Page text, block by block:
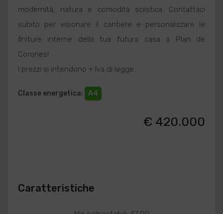
modernità, natura e comodità sciistica. Contattaci
subito per visionare il cantiere e personalizzare le
finiture interne della tua futura casa a Plan de
Corones!
I prezzi si intendono + Iva di legge.
Classe energetica: A4
€ 420.000
Caratteristiche